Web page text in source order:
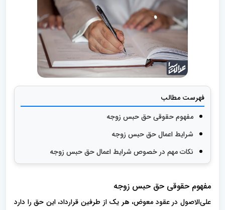
فهرست مطالب
مفهوم حقوقی حق حبس زوجه
شرایط اعمال حق حبس زوجه
نکات مهم در خصوص شرایط اعمال حق حبس زوجه
مفهوم حقوقی حق حبس زوجه
علی‌الاصول در عقود معوض، هر یک از طرفین قرارداد، این حق را دارد